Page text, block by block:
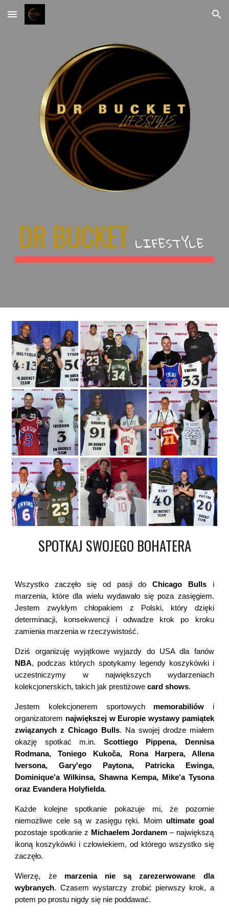
Skip to main content Skip to navigation
DR BUCKET LIFESTYLE
SPOTKAJ SWOJEGO BOHATERA
Wszystko zaczęło się od pasji doChicago Bullsi
marzenia, które dla wielu wydawało się poza zasięgiem.
Jestem zwykłym chłopakiem z Polski, który dzięki
determinacji, konsekwencji i odwadze krok po kroku
zamienia marzenia w rzeczywistość.
Dziś organizuję wyjątkowe wyjazdy do USA dla fanów
NBA, podczas których spotykamy legendy koszykówki i
uczestniczymy w największych wydarzeniach
kolekcjonerskich, takich jak prestiżowecard shows.
Jestem kolekcjonerem sportowych memorabiliów i
organizatorem największej w Europie wystawy pamiątek
związanych z Chicago Bulls. Na swojej drodze miałem
okazję spotkać m.in. Scottiego Pippena, Dennisa
Rodmana, Toniego Kukoča, Rona Harpera, Allena
Iversona, Gary'ego Paytona, Patricka Ewinga,
Dominique'a Wilkinsa, Shawna Kempa, Mike'a Tysona
oraz Evandera Holyfielda.
Każde kolejne spotkanie pokazuje mi, że pozornie
niemożliwe cele są w zasięgu ręki. Moim ultimate goal
pozostaje spotkanie z Michaelem Jordanem – największą
ikoną koszykówki i człowiekiem, od którego wszystko się
zaczęło.
Wierzę, że marzenia nie są zarezerwowane dla
wybranych. Czasem wystarczy zrobić pierwszy krok, a
potem po prostu nigdy się nie poddawać.